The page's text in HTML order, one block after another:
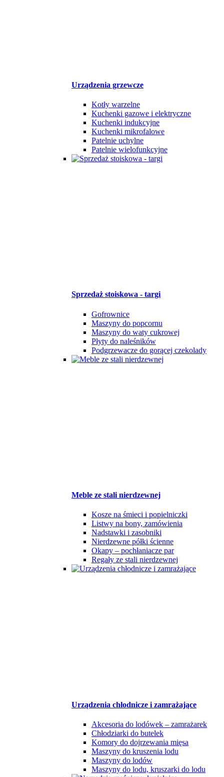
Urządzenia grzewcze
Kotły warzelne
Kuchenki gazowe i elektryczne
Kuchenki indukcyjne
Kuchenki mikrofalowe
Patelnie uchylne
Patelnie wielofunkcyjne
Sprzedaż stoiskowa - targi
Gofrownice
Maszyny do popcornu
Maszyny do waty cukrowej
Płyty do naleśników
Podgrzewacze do gorącej czekolady
Meble ze stali nierdzewnej
Kosze na śmieci i popielniczki
Listwy na bony, zamówienia
Nadstawki i zasobniki
Nierdzewne półki ścienne
Okapy – pochłaniacze par
Regały ze stali nierdzewnej
Urządzenia chłodnicze i zamrażające
Akcesoria do lodówek – zamrażarek
Chłodziarki do butelek
Komory do dojrzewania mięsa
Maszyny do kruszenia lodu
Maszyny do lodów
Maszyny do lodu, kruszarki do lodu